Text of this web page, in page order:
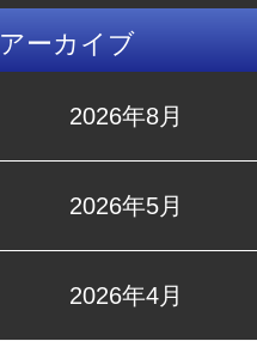
アーカイブ
2026年8月
2026年5月
2026年4月